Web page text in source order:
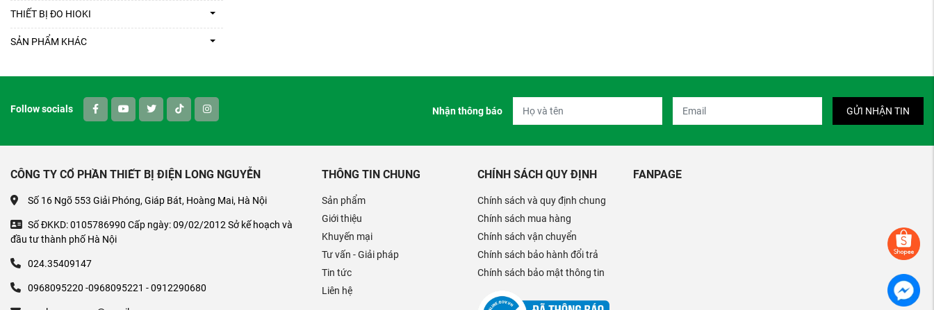
THIẾT BỊ ĐO HIOKI
SẢN PHẨM KHÁC
Follow socials Nhận thông báo GỬI NHẬN TIN
CÔNG TY CỔ PHẦN THIẾT BỊ ĐIỆN LONG NGUYỄN
Số 16 Ngõ 553 Giải Phóng, Giáp Bát, Hoàng Mai, Hà Nội
Số ĐKKD: 0105786990 Cấp ngày: 09/02/2012 Sở kế hoạch và
đầu tư thành phố Hà Nội
024.35409147
0968095220 -0968095221 - 0912290680
THÔNG TIN CHUNG
Sản phẩm
Giới thiệu
Khuyến mại
Tư vấn - Giải pháp
Tin tức
Liên hệ
CHÍNH SÁCH QUY ĐỊNH
Chính sách và quy định chung
Chính sách mua hàng
Chính sách vận chuyển
Chính sách bảo hành đổi trả
Chính sách bảo mật thông tin
FANPAGE